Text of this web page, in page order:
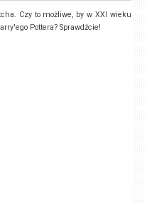
Czy to możliwe, by w XXI wieku
Pottera? Sprawdźcie!